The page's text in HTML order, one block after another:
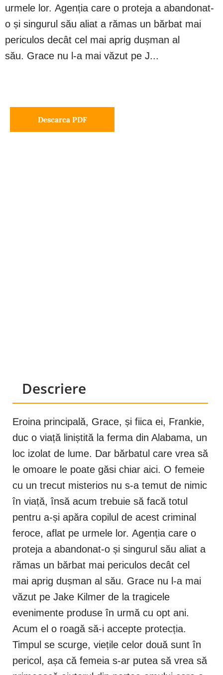
urmele lor. Agenția care o proteja a abandonat-
o și singurul său aliat a rămas un bărbat mai
periculos decât cel mai aprig dușman al
său. Grace nu l-a mai văzut pe J...
Descarca PDF
Descriere
Eroina principală, Grace, și fiica ei, Frankie,
duc o viață liniștită la ferma din Alabama, un
loc izolat de lume. Dar bărbatul care vrea să
le omoare le poate găsi chiar aici. O femeie
cu un trecut misterios nu s-a temut de nimic
în viață, însă acum trebuie să facă totul
pentru a-și apăra copilul de acest criminal
feroce, aflat pe urmele lor. Agenția care o
proteja a abandonat-o și singurul său aliat a
rămas un bărbat mai periculos decât cel
mai aprig dușman al său. Grace nu l-a mai
văzut pe Jake Kilmer de la tragicele
evenimente produse în urmă cu opt ani.
Acum el o roagă să-i accepte protecția.
Timpul se scurge, viețile celor două sunt în
pericol, așa că femeia s-ar putea să vrea să